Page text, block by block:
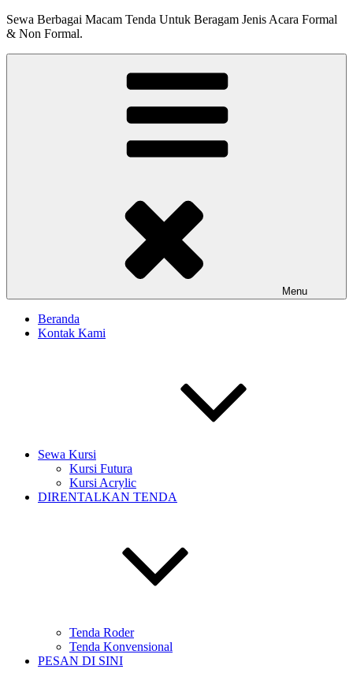
Sewa Berbagai Macam Tenda Untuk Beragam Jenis Acara Formal
& Non Formal.
Menu
Beranda
Kontak Kami
Sewa Kursi
Kursi Futura
Kursi Acrylic
DIRENTALKAN TENDA
Tenda Roder
Tenda Konvensional
PESAN DI SINI